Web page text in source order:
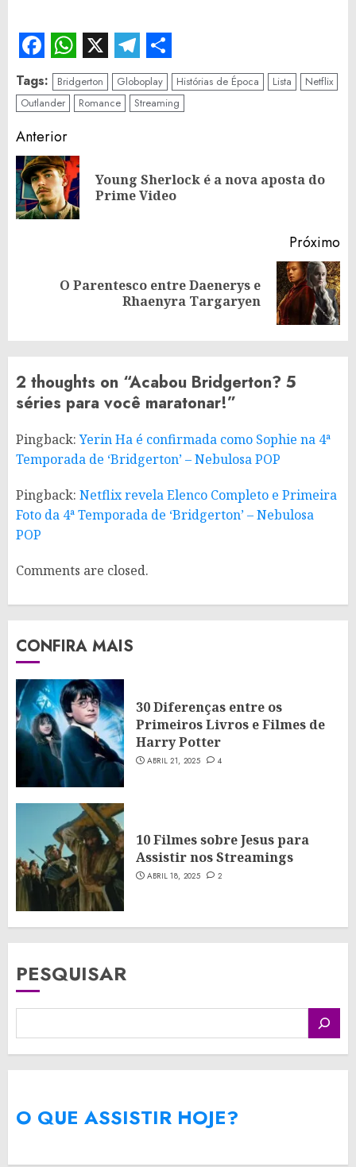
Facebook
WhatsApp
X Telegram
Share
Tags: Bridgerton Globoplay Histórias de Época Lista
Netflix
Outlander
Romance Streaming
Continue
Reading
Anterior
Young Sherlock é a nova aposta do
Prime Video
Próximo
PróximoO Parentesco entre Daenerys e
Rhaenyra Targaryen
2 thoughts on “Acabou Bridgerton? 5
séries para você maratonar!”
Pingback:Yerin Ha é confirmada como Sophie na 4ª
Temporada de ‘Bridgerton’ – Nebulosa POP
Pingback: Netflix revela Elenco Completo e Primeira
Foto da 4ª Temporada de ‘Bridgerton’ – Nebulosa
POP
Comments are closed.
CONFIRA MAIS
30 Diferenças entre os
Primeiros Livros e Filmes de
Harry Potter
ABRIL 21, 2025 4
10 Filmes sobre Jesus para
Assistir nos Streamings
ABRIL 18, 2025 2
PESQUISAR
O QUE ASSISTIR HOJE?